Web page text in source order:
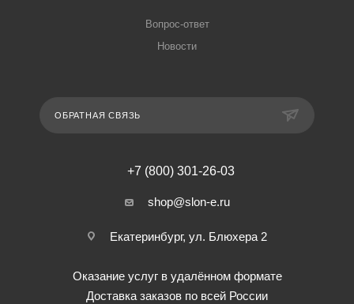
Вопрос-ответ
Новости
ОБРАТНАЯ СВЯЗЬ
+7 (800) 301-26-03
shop@slon-e.ru
Екатеринбург, ул. Блюхера 2
Оказание услуг в удалённом формате
Доставка заказов по всей России